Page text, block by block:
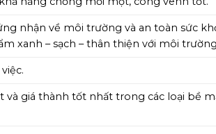
nhận về môi trường và an toàn sức
xanh – sạch – thân thiện với môi
và giá thành tốt nhất trong các loại bề